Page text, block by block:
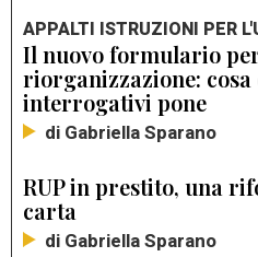
APPALTI ISTRUZIONI PER
Il nuovo formulario
riorganizzazione: cosa
interrogativi pone
di Gabriella Sparano
RUP in prestito, una
carta
di Gabriella Sparano